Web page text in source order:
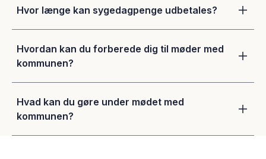
Hvor længe kan sygedagpenge udbetales?
Hvordan kan du forberede dig til møder med
kommunen?
Hvad kan du gøre under mødet med
kommunen?